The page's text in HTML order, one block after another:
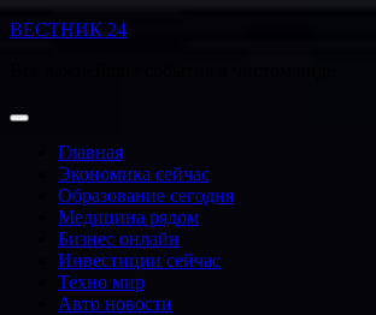
Перейти
ВЕСТНИК 24
Главная
Экономика сейчас
Образование сегодня
Медицина рядом
Бизнес онлайн
Инвестиции сейчас
Техно мир
Авто новости